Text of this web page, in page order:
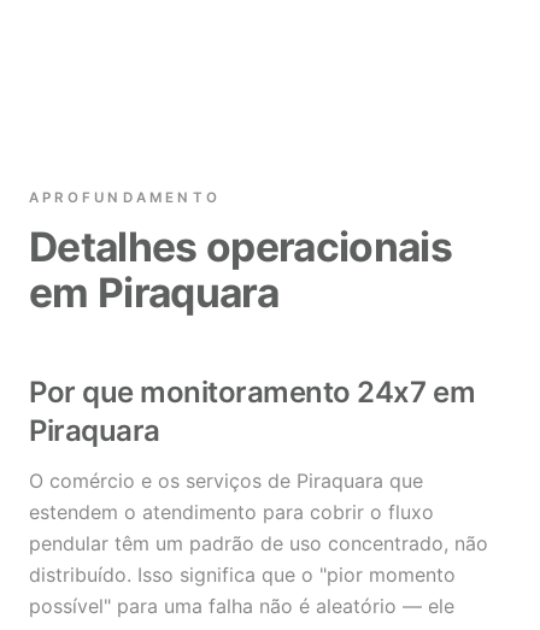
APROFUNDAMENTO
Detalhes operacionais
em Piraquara
Por que monitoramento 24x7 em
Piraquara
O comércio e os serviços de Piraquara que
estendem o atendimento para cobrir o fluxo
pendular têm um padrão de uso concentrado, não
distribuído. Isso significa que o "pior momento
possível" para uma falha não é aleatório — ele